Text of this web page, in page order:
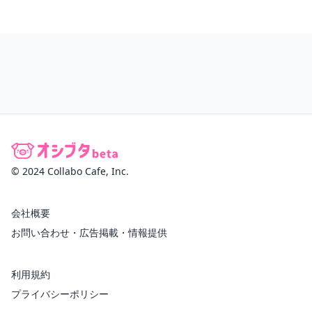
© 2024 Collabo Cafe, Inc.
会社概要
お問い合わせ・広告掲載・情報提供
利用規約
プライバシーポリシー